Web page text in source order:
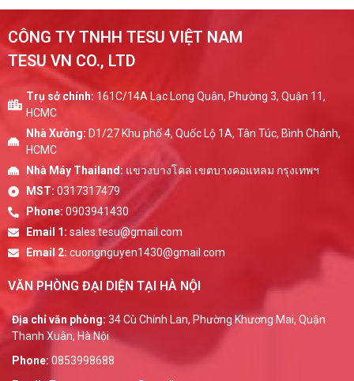
CÔNG TY TNHH TESU VIỆT NAM
TESU VN CO., LTD
Trụ sở chính: 161C/14A Lạc Long Quân, Phường 3, Quận 11,
HCMC
Nhà Xưởng: D1/27 Khu phố 4, Quốc Lộ 1A, Tân Túc, Bình Chánh,
HCMC
Nhà Máy Thailand: แขวงบางโคล่ เขตบางคอแหลม กรุงเทพฯ
MST: 0317317479
Phone: 0903941430
Email 1: sales.tesu@gmail.com
Email 2: cuongnguyen1430@gmail.com
VĂN PHÒNG ĐẠI DIỆN TẠI HÀ NỘI
Địa chỉ văn phòng: 34 Cù Chính Lan, Phường Khương Mai, Quận
Thanh Xuân, Hà Nội
Phone: 0853998688